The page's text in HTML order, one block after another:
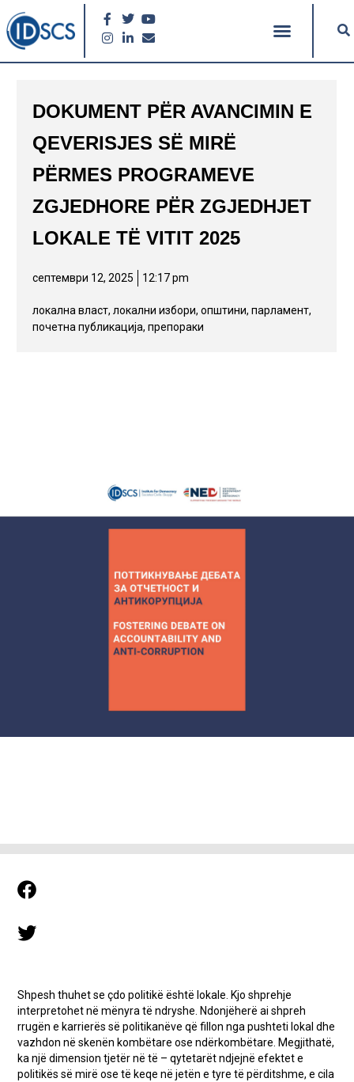
DOKUMENT PËR AVANCIMIN E
QEVERISJES SË MIRË
PËRMES PROGRAMEVE
ZGJEDHORE PËR ZGJEDHJET
LOKALE TË VITIT 2025
септември 12, 2025 12:17 pm
локална власт,локални избори,општини,парламент,
почетна публикација,препораки
Shpesh thuhet se çdo politikë është lokale. Kjo shprehje
interpretohet në mënyra të ndryshe. Ndonjëherë ai shpreh
rrugën e karrierës së politikanëve që fillon nga pushteti lokal dhe
vazhdon në skenën kombëtare ose ndërkombëtare. Megjithatë,
ka një dimension tjetër në të – qytetarët ndjejnë efektet e
politikës së mirë ose të keqe në jetën e tyre të përditshme, e cila